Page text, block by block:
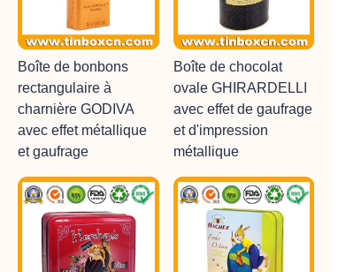
Boîte de bonbons
rectangulaire à
charnière GODIVA
avec effet métallique
et gaufrage
Boîte de chocolat
ovale GHIRARDELLI
avec effet de gaufrage
et d'impression
métallique